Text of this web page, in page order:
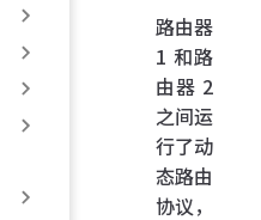
路由器
1 和路
由器 2
之间运
行了动
态路由
协议，